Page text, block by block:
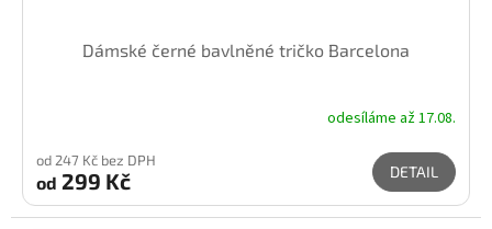
Dámské černé bavlněné tričko Barcelona
odesíláme až 17.08.
od 247 Kč bez DPH
od 299 Kč DETAIL